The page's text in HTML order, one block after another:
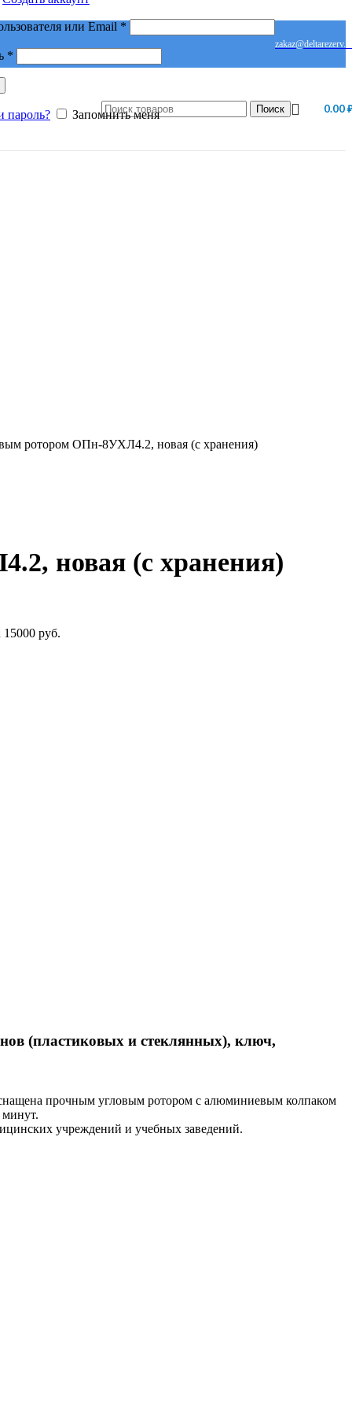
или Email *Обязательно
*
пароль? Запомнить меня Поиск 0.00
ротором ОПн-8УХЛ4.2, новая (с хранения)
новая (с хранения)
руб.
(пластиковых и стеклянных), ключ,
прочным угловым ротором с алюминиевым колпаком
учреждений и учебных заведений.